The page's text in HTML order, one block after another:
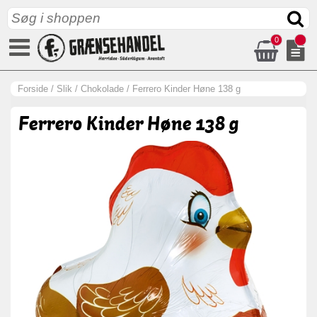
0
Forside / Slik / Chokolade / Ferrero Kinder Høne 138 g
Ferrero Kinder Høne 138 g